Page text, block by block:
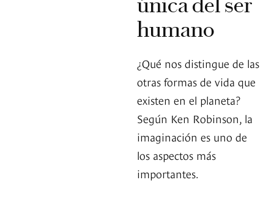
humano
¿Qué nos distingue de las
otras formas de vida que
existen en el planeta?
Según Ken Robinson, la
imaginación es uno de
los aspectos más
importantes.